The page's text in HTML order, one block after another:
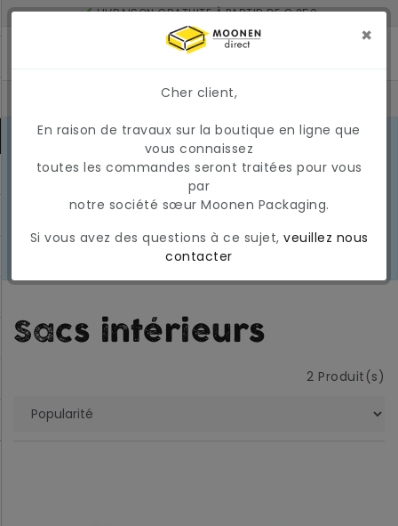
LIVRAISON GRATUITE À PARTIR DE € 250
LIVRÉ À 2 JOURS SI COMMANDÉ AVANT 17H
MONTANT MINIMUM DE COMMANDE : 150 €
CONDITIONS DU MARCHÉ EN MARS
En raison des conditions actuelles
du marché, les prix et la
disponibilité peuvent varier
actuellement une surcharge
carburant temporaire et variable.
EN
SAVOIR
Sacs intérieurs
2 Produit(s)
×
Cher client,
En raison de travaux sur la boutique en ligne que
vous connaissez
toutes les commandes seront traitées pour vous
par
notre société sœur Moonen Packaging.
Si vous avez des questions à ce sujet, veuillez nous
contacter